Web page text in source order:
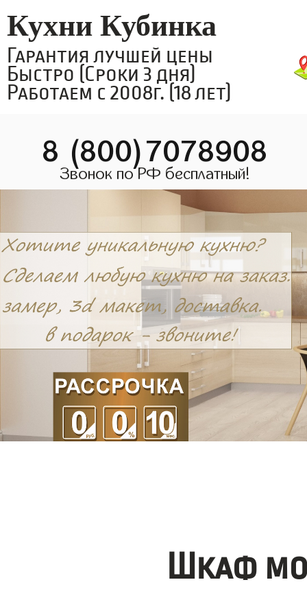
Кухни Кубинка
Гарантия лучшей цены
Быстро (Сроки 3 дня)
Работаем с 2008г. (18 лет)
8 (800)7078908
Звонок по РФ бесплатный!
Шкаф